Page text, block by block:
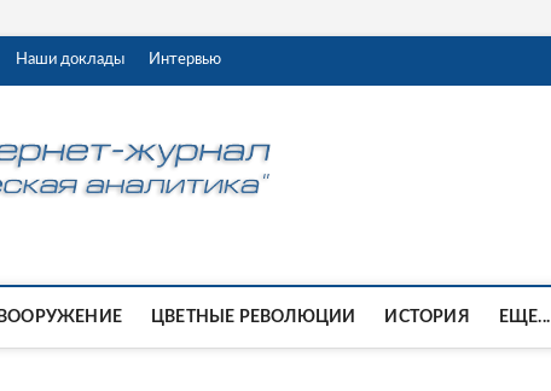
Наши доклады Интервью
ВООРУЖЕНИЕ ЦВЕТНЫЕ РЕВОЛЮЦИИ ИСТОРИЯ ЕЩЕ...